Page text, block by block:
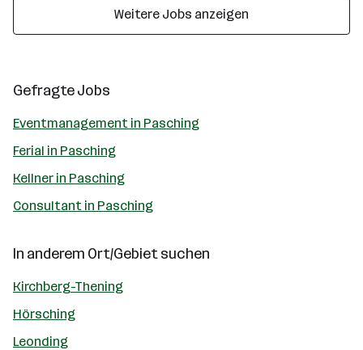
Weitere Jobs anzeigen
Gefragte Jobs
Eventmanagement in Pasching
Ferial in Pasching
Kellner in Pasching
Consultant in Pasching
In anderem Ort/Gebiet suchen
Kirchberg-Thening
Hörsching
Leonding